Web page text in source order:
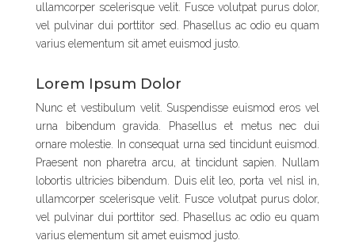
ullamcorper scelerisque velit. Fusce volutpat purus dolor,
vel pulvinar dui porttitor sed. Phasellus ac odio eu quam
varius elementum sit amet euismod justo.
Lorem Ipsum Dolor
Nunc et vestibulum velit. Suspendisse euismod eros vel
urna bibendum gravida. Phasellus et metus nec dui
ornare molestie. In consequat urna sed tincidunt euismod.
Praesent non pharetra arcu, at tincidunt sapien. Nullam
lobortis ultricies bibendum. Duis elit leo, porta vel nisl in,
ullamcorper scelerisque velit. Fusce volutpat purus dolor,
vel pulvinar dui porttitor sed. Phasellus ac odio eu quam
varius elementum sit amet euismod justo.